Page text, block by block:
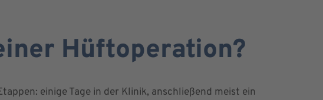
Hüftoperation?
einige Tage in der Klinik, anschließend meist ein